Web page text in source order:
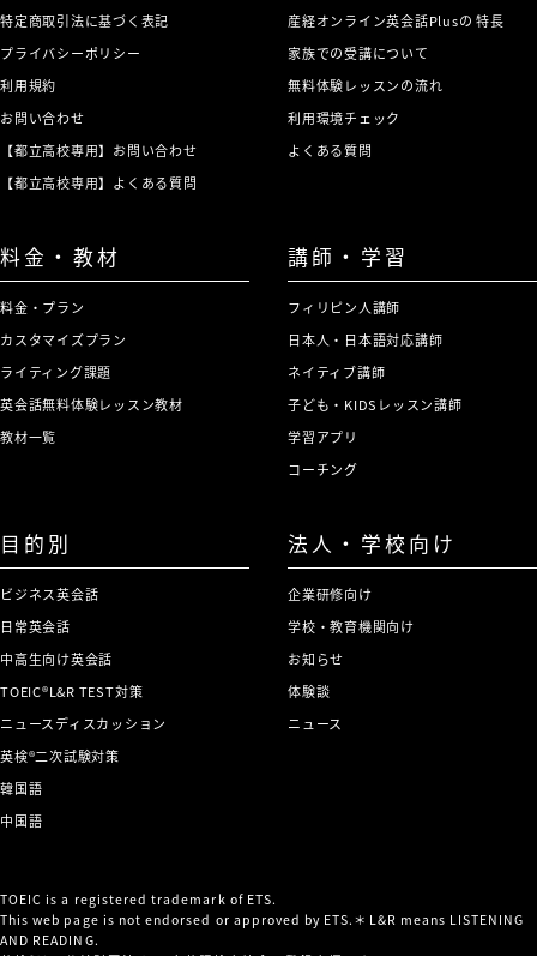
特定商取引法に基づく表記
プライバシーポリシー
利用規約
お問い合わせ
【都立高校専用】お問い合わせ
【都立高校専用】よくある質問
産経オンライン英会話Plusの 特長
家族での受講について
無料体験レッスンの流れ
利用環境チェック
よくある質問
料金・教材
料金・プラン
カスタマイズプラン
ライティング課題
英会話無料体験レッスン教材
教材一覧
講師・学習
フィリピン人講師
日本人・日本語対応講師
ネイティブ講師
子ども・KIDSレッスン講師
学習アプリ
コーチング
目的別
ビジネス英会話
日常英会話
中高生向け英会話
TOEIC®L&R TEST対策
ニュースディスカッション
英検®二次試験対策
韓国語
中国語
法人・学校向け
企業研修向け
学校・教育機関向け
お知らせ
体験談
ニュース
TOEIC is a registered trademark of ETS.
This web page is not endorsed or approved by ETS.＊L&R means LISTENING
AND READING.